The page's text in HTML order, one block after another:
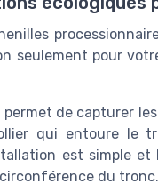
seulement pour
de capturer
qui entoure le
est simple
du tronc.